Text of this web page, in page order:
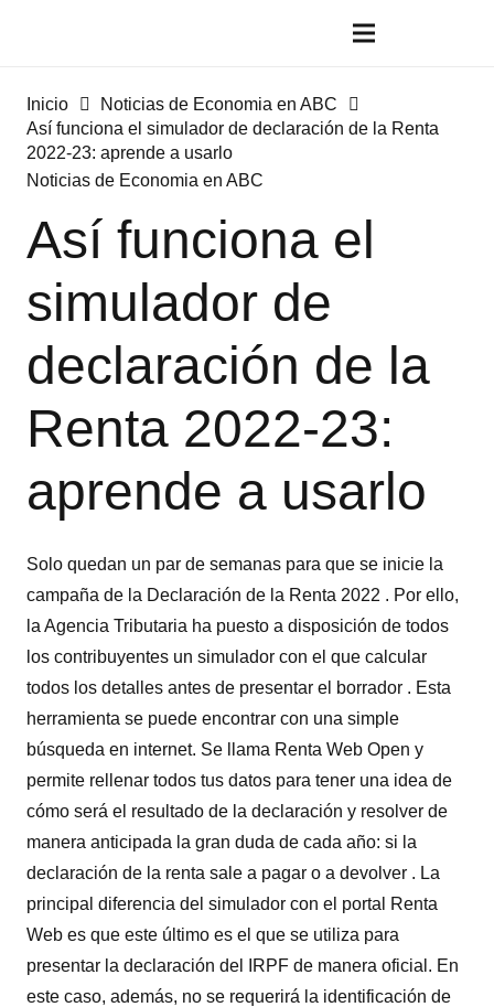
Inicio
Noticias de Economia en ABC
Así funciona el simulador de declaración de la Renta
2022-23: aprende a usarlo
Noticias de Economia en ABC
Así funciona el
simulador de
declaración de la
Renta 2022-23:
aprende a usarlo
Solo quedan un par de semanas para que se inicie la
campaña de la Declaración de la Renta 2022 . Por ello,
la Agencia Tributaria ha puesto a disposición de todos
los contribuyentes un simulador con el que calcular
todos los detalles antes de presentar el borrador . Esta
herramienta se puede encontrar con una simple
búsqueda en internet. Se llama Renta Web Open y
permite rellenar todos tus datos para tener una idea de
cómo será el resultado de la declaración y resolver de
manera anticipada la gran duda de cada año: si la
declaración de la renta sale a pagar o a devolver . La
principal diferencia del simulador con el portal Renta
Web es que este último es el que se utiliza para
presentar la declaración del IRPF de manera oficial. En
este caso, además, no se requerirá la identificación de